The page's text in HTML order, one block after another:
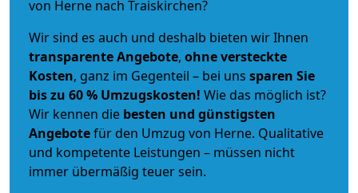
von Herne nach Traiskirchen?
Wir sind es auch und deshalb bieten wir Ihnen
transparente Angebote, ohne versteckte
Kosten, ganz im Gegenteil – bei uns sparen Sie
bis zu 60 % Umzugskosten! Wie das möglich ist?
Wir kennen die besten und günstigsten
Angebotefür den Umzug von Herne. Qualitative
und kompetente Leistungen – müssen nicht
immer übermäßig teuer sein.